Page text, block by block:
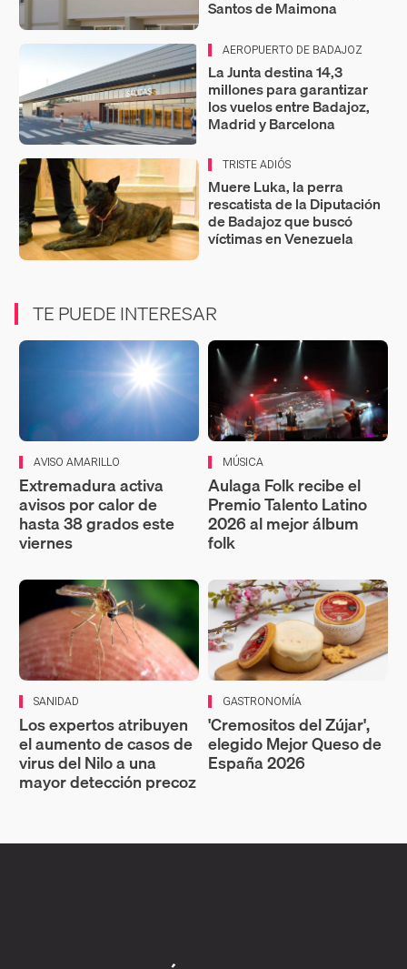
Santos de Maimona
AEROPUERTO DE BADAJOZ
La Junta destina 14,3
millones para garantizar
los vuelos entre Badajoz,
Madrid y Barcelona
TRISTE ADIÓS
Muere Luka, la perra
rescatista de la Diputación
de Badajoz que buscó
víctimas en Venezuela
TE PUEDE INTERESAR
AVISO AMARILLO
Extremadura activa
avisos por calor de
hasta 38 grados este
viernes
MÚSICA
Aulaga Folk recibe el
Premio Talento Latino
2026 al mejor álbum
folk
SANIDAD
Los expertos atribuyen
el aumento de casos de
virus del Nilo a una
mayor detección precoz
GASTRONOMÍA
'Cremositos del Zújar',
elegido Mejor Queso de
España 2026